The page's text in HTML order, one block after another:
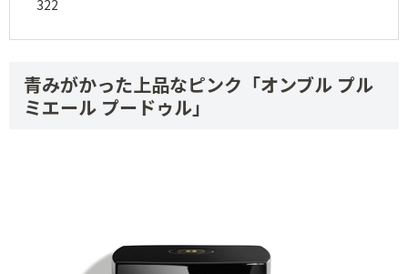
青みがかった上品なピンク「オンブル プル
ミエール プードゥル」